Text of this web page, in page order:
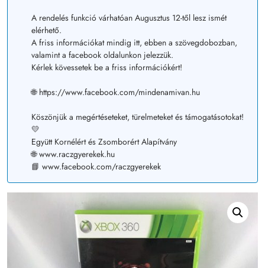
A rendelés funkció várhatóan Augusztus 12-től lesz ismét
elérhető.
A friss információkat mindig itt, ebben a szövegdobozban,
valamint a facebook oldalunkon jelezzük.
Kérlek kövessetek be a friss információkért!
🌐 https://www.facebook.com/mindenamivan.hu
Köszönjük a megértéseteket, türelmeteket és támogatásotokat!
💛
Együtt Kornélért és Zsomborért Alapítvány
🌐 www.raczgyerekek.hu
📘 www.facebook.com/raczgyerekek